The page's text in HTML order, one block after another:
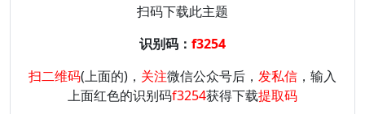
扫码下载此主题
识别码： f3254
扫二维码(上面的)， 关注微信公众号后， 发私信 ，输入
上面红色的识别码f3254获得下载提取码